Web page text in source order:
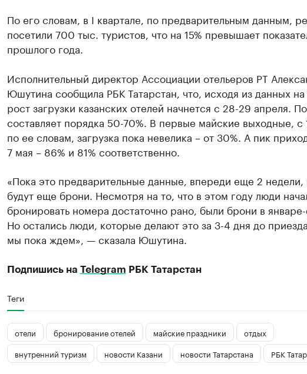
По его словам, в I квартале, по предварительным данным,
посетили 700 тыс. туристов, что на 15% превышает
прошлого года.
Исполнительный директор Ассоциации отельеров РТ
Юшутина сообщила РБК Татарстан, что, исходя из данных на
рост загрузки казанских отелей начнется с 28-29 апреля.
составляет порядка 50-70%. В первые майские выходные, с
по ее словам, загрузка пока невелика – от 30%. А пик
7 мая – 86% и 81% соответственно.
«Пока это предварительные данные, впереди еще 2 недели,
будут еще брони. Несмотря на то, что в этом году люди
бронировать номера достаточно рано, были брони в
Но остались люди, которые делают это за 3-4 дня до
мы пока ждем», — сказала Юшутина.
Подпишись на Telegram РБК Татарстан
Теги
отели бронирование отелей майские праздники
отдых
внутренний туризм
новости Казани новости Татарстана РБК